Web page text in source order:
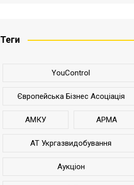
Теги
YouControl
Європейська Бізнес Асоціація
АМКУ АРМА
АТ Укргазвидобування
Аукціон